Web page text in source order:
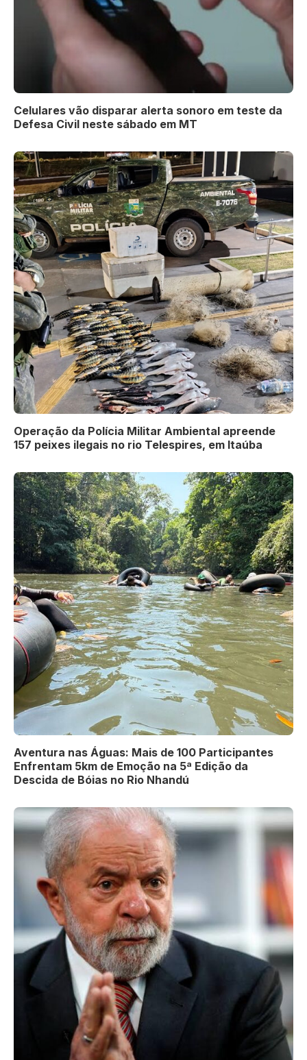
Celulares vão disparar alerta sonoro em teste da
Defesa Civil neste sábado em MT
Operação da Polícia Militar Ambiental apreende
157 peixes ilegais no rio Telespires, em Itaúba
Aventura nas Águas: Mais de 100 Participantes
Enfrentam 5km de Emoção na 5ª Edição da
Descida de Bóias no Rio Nhandú